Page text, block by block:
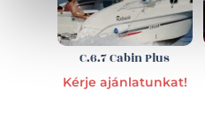
C.6.7 Cabin Plus
Kérje ajánlatunkat!